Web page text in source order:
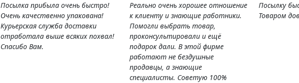
Посылка прибыла очень быстро!
Очень качественно упакована!
Курьерская служба доставки
отработала выше всяких похвал!
Спасибо Вам.
Реально очень хорошее отношение
к клиенту и знающие работники.
Помогли выбрать товар,
проконсультировали и ещё
подарок дали. В этой фирме
работают не бездушные
продавцы, а знающие
специалисты. Советую 100%
Посылку
Товаром